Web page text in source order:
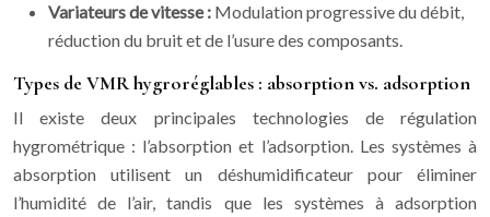
Variateurs de vitesse : Modulation progressive du débit,
réduction du bruit et de l’usure des composants.
Types de VMR hygroréglables : absorption vs. adsorption
Il existe deux principales technologies de régulation
hygrométrique : l’absorption et l’adsorption. Les systèmes à
absorption utilisent un déshumidificateur pour éliminer
l’humidité de l’air, tandis que les systèmes à adsorption